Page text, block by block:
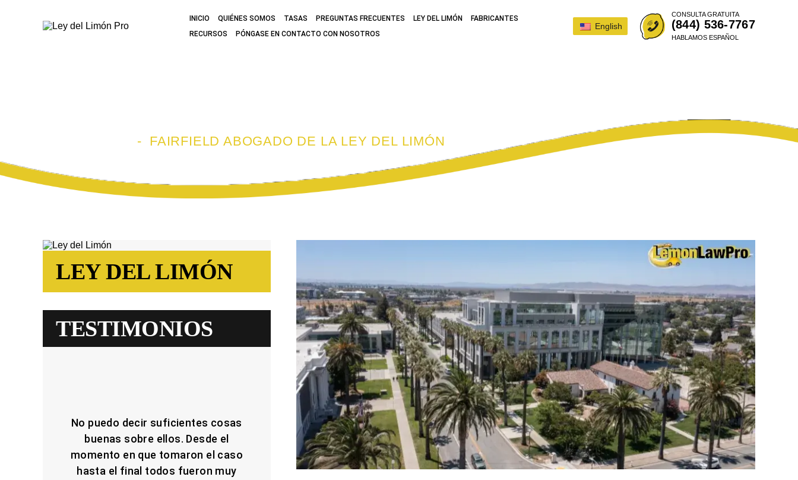
INICIO QUIÉNES SOMOS TASAS PREGUNTAS FRECUENTES LEY DEL LIMÓN
FABRICANTES
RECURSOS
PÓNGASE EN CONTACTO CON NOSOTROS
English
CONSULTA GRATUITA
(844) 536-7767
HABLAMOS ESPAÑOL
- FAIRFIELD ABOGADO DE LA LEY DEL LIMÓN
LEY DEL LIMÓN
TESTIMONIOS
No puedo decir suficientes cosas
buenas sobre ellos. Desde el
momento en que tomaron el caso
hasta el final todos fueron muy